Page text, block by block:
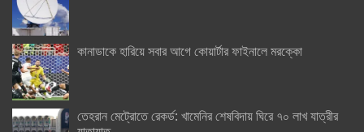
কানাডাকে হারিয়ে সবার আগে কোয়ার্টার ফাইনালে মরক্কো
তেহরান মেট্রোতে রেকর্ড: খামেনির শেষবিদায় ঘিরে ৭০ লাখ যাত্রীর